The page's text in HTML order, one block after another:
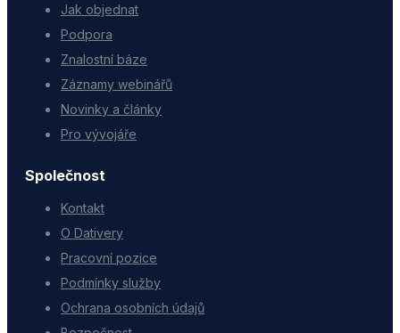
Jak objednat
Podpora
Znalostní báze
Záznamy webinářů
Novinky a články
Pro vývojáře
Společnost
Kontakt
O Dativery
Pracovní pozice
Podmínky služby
Ochrana osobních údajů